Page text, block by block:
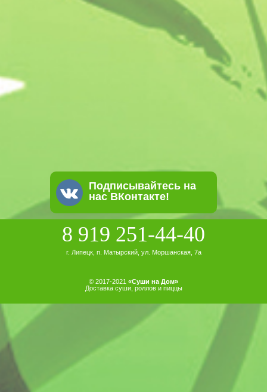
Подписывайтесь на
нас ВКонтакте!
8 919 251-44-40
г. Липецк, п. Матырский, ул. Моршанская, 7а
© 2017-2021 «Суши на Дом»
Доставка суши, роллов и пиццы